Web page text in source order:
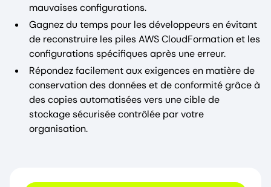
mauvaises configurations.
Gagnez du temps pour les développeurs en évitant
de reconstruire les piles AWS CloudFormation et les
configurations spécifiques après une erreur.
Répondez facilement aux exigences en matière de
conservation des données et de conformité grâce à
des copies automatisées vers une cible de
stockage sécurisée contrôlée par votre
organisation.